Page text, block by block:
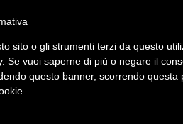
e formatore, decennale
partendo dal Front Office fino
sito o gli strumenti terzi da questo
Se vuoi saperne di più o negare il
questo banner, scorrendo